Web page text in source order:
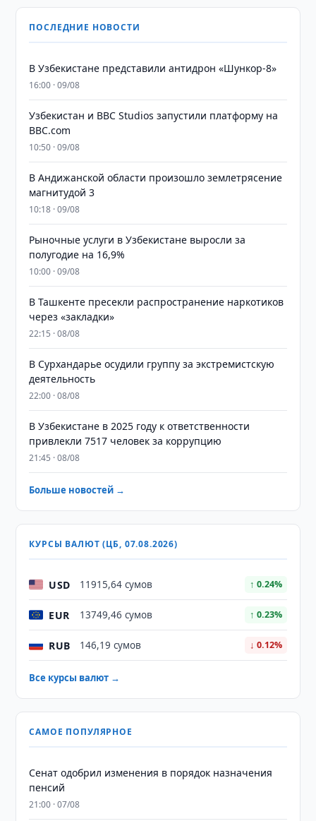
ПОСЛЕДНИЕ НОВОСТИ
В Узбекистане представили антидрон «Шункор-8»
16:00 · 09/08
Узбекистан и BBC Studios запустили платформу на
BBC.com
10:50 · 09/08
В Андижанской области произошло землетрясение
магнитудой 3
10:18 · 09/08
Рыночные услуги в Узбекистане выросли за
полугодие на 16,9%
10:00 · 09/08
В Ташкенте пресекли распространение наркотиков
через «закладки»
22:15 · 08/08
В Сурхандарье осудили группу за экстремистскую
деятельность
22:00 · 08/08
В Узбекистане в 2025 году к ответственности
привлекли 7517 человек за коррупцию
21:45 · 08/08
Больше новостей →
КУРСЫ ВАЛЮТ (ЦБ, 07.08.2026)
USD 11915,64 сумов ↑ 0.24%
EUR 13749,46 сумов ↑ 0.23%
RUB 146,19 сумов ↓ 0.12%
Все курсы валют →
САМОЕ ПОПУЛЯРНОЕ
Сенат одобрил изменения в порядок назначения
пенсий
21:00 · 07/08